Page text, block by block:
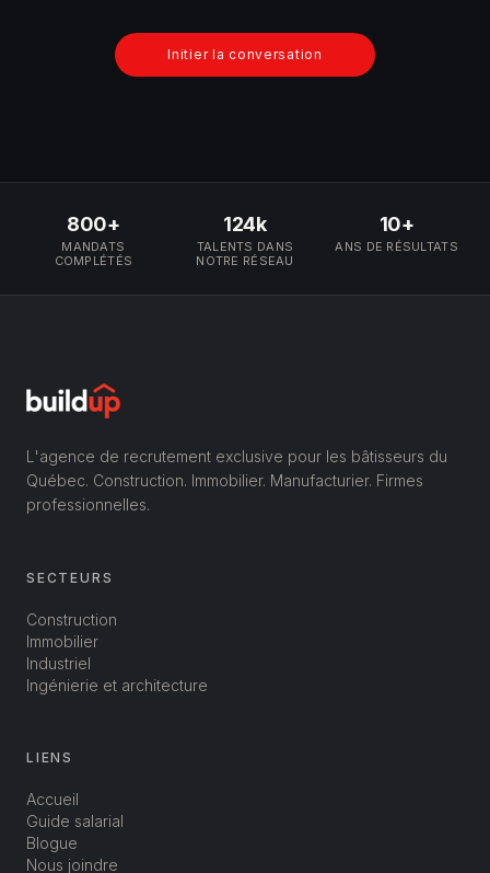
Initier la conversation
800+
MANDATS
COMPLÉTÉS
124k
TALENTS DANS
NOTRE RÉSEAU
10+
ANS DE RÉSULTATS
L'agence de recrutement exclusive pour les bâtisseurs du
Québec. Construction. Immobilier. Manufacturier. Firmes
professionnelles.
SECTEURS
Construction
Immobilier
Industriel
Ingénierie et architecture
LIENS
Accueil
Guide salarial
Blogue
Nous joindre